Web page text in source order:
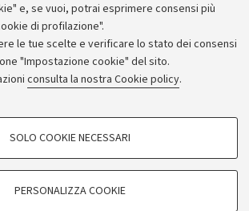
e, se vuoi, potrai esprimere consensi più
di profilazione".
le tue scelte e verificare lo stato dei consensi
"Impostazione cookie" del sito.
consulta la nostra Cookie policy.
- FACOLTATIVI
SOLO COOKIE NECESSARI
PERSONALIZZA COOKIE
Comunicati stampa
Redazione
Rassegna stampa
ALMA MATER STUDIORUM - Università di